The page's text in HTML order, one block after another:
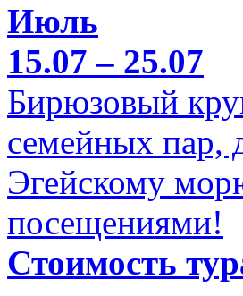
Июль
15.07 – 25.07
Бирюзовый
семейных пар,
Эгейскому
посещениями!
Стоимость